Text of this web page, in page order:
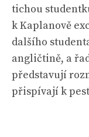
tichou
k Kaplanově
dalšího
angličtině, a
představují
přispívají k